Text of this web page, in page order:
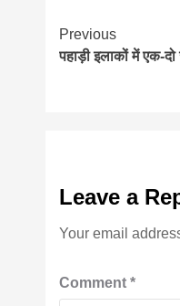
Continue
Reading
Previous
पहाड़ी इलाकों में एक-
Leave a
Your email
Comment*